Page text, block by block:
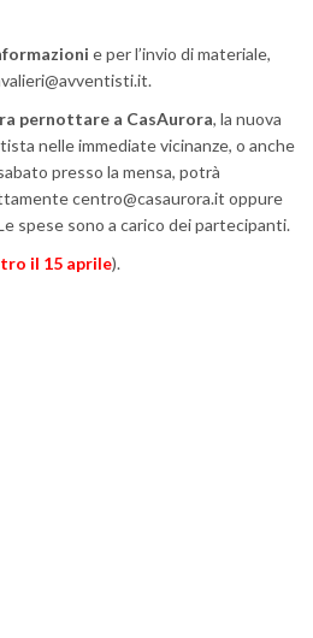
e per l’invio di materiale,
pernottare a CasAurora, la nuova
nelle immediate vicinanze, o anche
presso la mensa, potrà
centro@casaurora.it oppure
spese sono a carico dei partecipanti.
il 15 aprile).